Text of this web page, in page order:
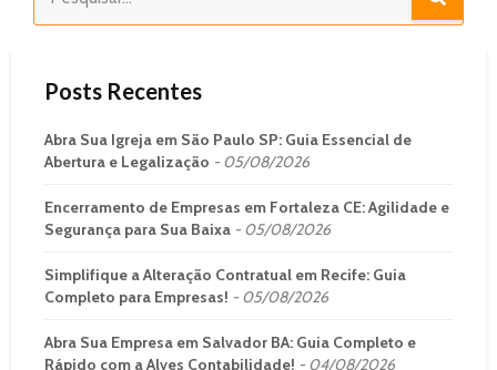
Posts Recentes
Abra Sua Igreja em São Paulo SP: Guia Essencial de
Abertura e Legalização
05/08/2026
Encerramento de Empresas em Fortaleza CE: Agilidade e
Segurança para Sua Baixa
05/08/2026
Simplifique a Alteração Contratual em Recife: Guia
Completo para Empresas!
05/08/2026
Abra Sua Empresa em Salvador BA: Guia Completo e
Rápido com a Alves Contabilidade!
04/08/2026